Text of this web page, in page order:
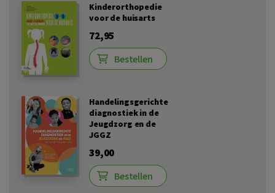
Kinderorthopedie
voor de huisarts
72,95
Bestellen
Handelingsgerichte
diagnostiek in de
Jeugdzorg en de
JGGZ
39,00
Bestellen